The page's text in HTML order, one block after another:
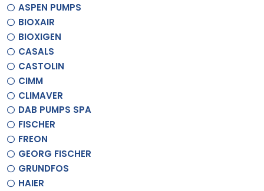
ASPEN PUMPS
BIOXAIR
BIOXIGEN
CASALS
CASTOLIN
CIMM
CLIMAVER
DAB PUMPS SPA
FISCHER
FREON
GEORG FISCHER
GRUNDFOS
HAIER